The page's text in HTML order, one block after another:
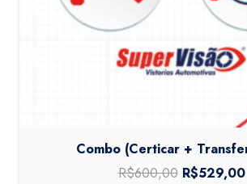
Combo (Certicar +
R$600,00 O
R$529,00O